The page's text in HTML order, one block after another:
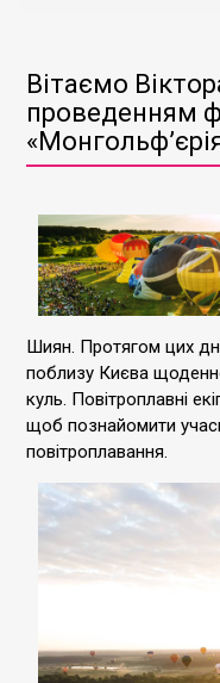
Вітаємо
проведенням
Шиян. Протягом цих
поблизу Києва
куль. Повітроплавні
щоб познайомити
повітроплавання.